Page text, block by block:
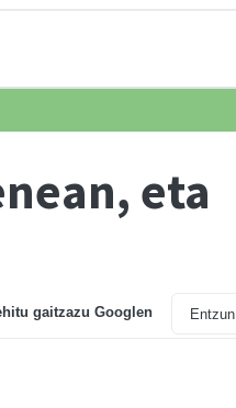
eta
gaitzazu Googlen Entzun